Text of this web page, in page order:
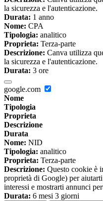
la sicurezza e l'autenticazione.
Durata: 1 anno
Nome: CPA
Tipologia: analitico
Proprieta: Terza-parte
Descrizione: Canva utilizza
la sicurezza e l'autenticazione.
Durata: 3 ore
google.com
Nome
Tipologia
Proprieta
Descrizione
Durata
Nome: NID
Tipologia: analitico
Proprieta: Terza-parte
Descrizione: Questo cookie è
proprietà di Google) per
interessi e mostrarti annunci
Durata: 6 mesi 3 giorni